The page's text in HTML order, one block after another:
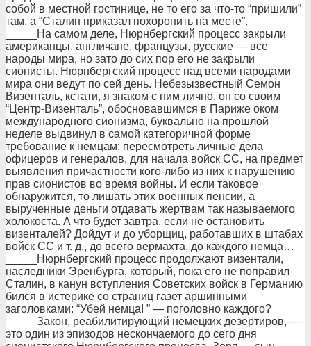
собой в местной гостинице, не то его за что-то “пришили”
там, а “Сталин приказал похоронить на месте”.
_____На самом деле, Нюрнбергский процесс закрыли
американцы, англичане, французы, русские — все
народы мира, но зато до сих пор его не закрыли
сионисты. Нюрнбергский процесс над всеми народами
мира они ведут по сей день. Небезызвестный Семон
Визенталь, кстати, я знаком с ним лично, он со своим
“Центр-Визенталь”, обосновавшимся в Париже оком
международного сионизма, буквально на прошлой
неделе выдвинул в самой категоричной форме
требование к немцам: пересмотреть личные дела
офицеров и генералов, для начала войск СС, на предмет
выявления причастности кого-либо из них к нарушению
прав сионистов во время войны. И если таковое
обнаружится, то лишать этих военных пенсии, а
вырученные деньги отдавать жертвам так называемого
холокоста. А что будет завтра, если не остановить
визенталей? Дойдут и до уборщиц, работавших в штабах
войск СС и т. д., до всего вермахта, до каждого немца…
_____Нюрнбергский процесс продолжают визентали,
наследники Эренбурга, который, пока его не поправил
Сталин, в канун вступления Советских войск в Германию
бился в истерике со страниц газет аршинными
заголовками: “Убей немца! ” — поголовно каждого?
_____Закон, реабилитирующий немецких дезертиров, —
это один из эпизодов нескончаемого до сего дня